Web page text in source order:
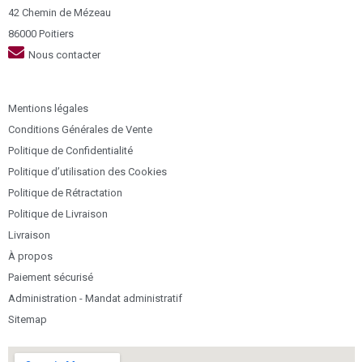
42 Chemin de Mézeau
86000 Poitiers
Nous contacter
Mentions légales
Conditions Générales de Vente
Politique de Confidentialité
Politique d’utilisation des Cookies
Politique de Rétractation
Politique de Livraison
Livraison
À propos
Paiement sécurisé
Administration - Mandat administratif
Sitemap